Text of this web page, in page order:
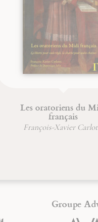
L'acoustique cistercienne
l'unité sonore
Dr. Hubert Larcher
Groupe